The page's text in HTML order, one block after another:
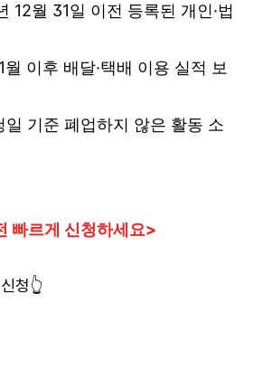
12월 31일 이전 등록된 개인·법
이후 배달·택배 이용 실적 보
일 기준 폐업하지 않은 활동 소
빠르게 신청하세요>
청👆